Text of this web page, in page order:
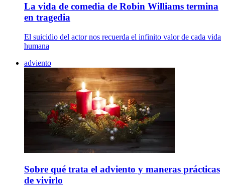
La vida de comedia de Robin Williams termina
en tragedia
El suicidio del actor nos recuerda el infinito valor de cada vida
humana
adviento
Sobre qué trata el adviento y maneras prácticas
de vivirlo